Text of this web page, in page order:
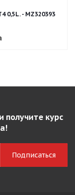
0,5L. - MZ320393
получите курс